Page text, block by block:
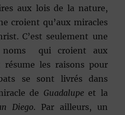
aux lois de la nature,
croient qu’aux miracles
C’est seulement une
qui croient aux
résume les raisons pour
se sont livrés dans
de Guadalupeet la
Diego. Par ailleurs, un